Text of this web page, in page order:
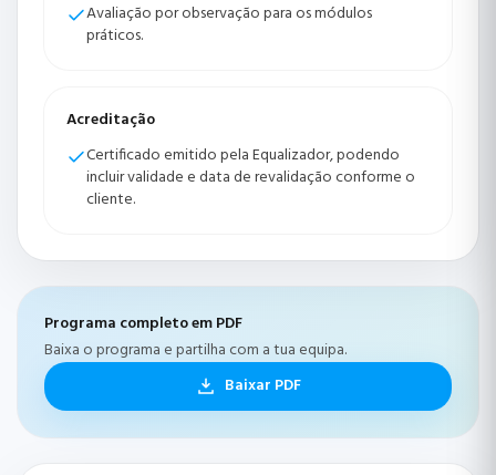
Avaliação por observação para os módulos
práticos.
Acreditação
Certificado emitido pela Equalizador, podendo
incluir validade e data de revalidação conforme o
cliente.
Programa completo em PDF
Baixa o programa e partilha com a tua equipa.
Baixar PDF